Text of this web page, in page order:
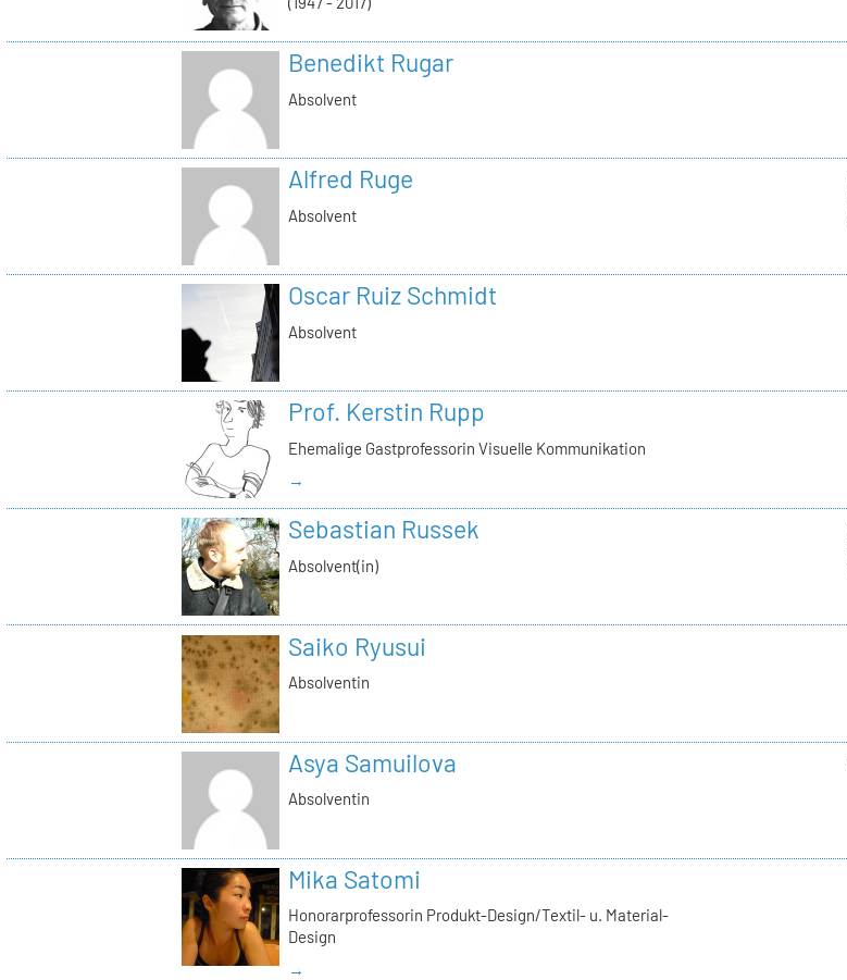
Benedikt Rugar
Absolvent
Alfred Ruge
Absolvent
Oscar Ruiz Schmidt
Absolvent
Prof. Kerstin Rupp
Ehemalige Gastprofessorin Visuelle Kommunikation
→
Sebastian Russek
Absolvent(in)
Saiko Ryusui
Absolventin
Asya Samuilova
Absolventin
Mika Satomi
Honorarprofessorin Produkt-Design/Textil- u. Material-
Design
→